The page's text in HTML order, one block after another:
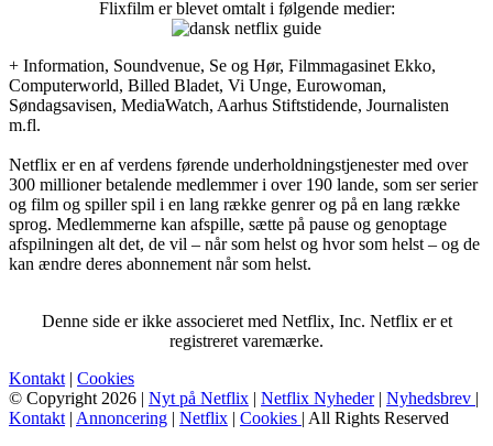
Flixfilm er blevet omtalt i følgende medier:
+ Information, Soundvenue, Se og Hør, Filmmagasinet Ekko,
Computerworld, Billed Bladet, Vi Unge, Eurowoman,
Søndagsavisen, MediaWatch, Aarhus Stiftstidende, Journalisten
m.fl.
Netflix er en af verdens førende underholdningstjenester med over
300 millioner betalende medlemmer i over 190 lande, som ser serier
og film og spiller spil i en lang række genrer og på en lang række
sprog. Medlemmerne kan afspille, sætte på pause og genoptage
afspilningen alt det, de vil – når som helst og hvor som helst – og de
kan ændre deres abonnement når som helst.
Denne side er ikke associeret med Netflix, Inc. Netflix er et
registreret varemærke.
Kontakt | Cookies
© Copyright 2026 | Nyt på Netflix | Netflix Nyheder| Nyhedsbrev |
Kontakt | Annoncering | Netflix | Cookies | All Rights Reserved